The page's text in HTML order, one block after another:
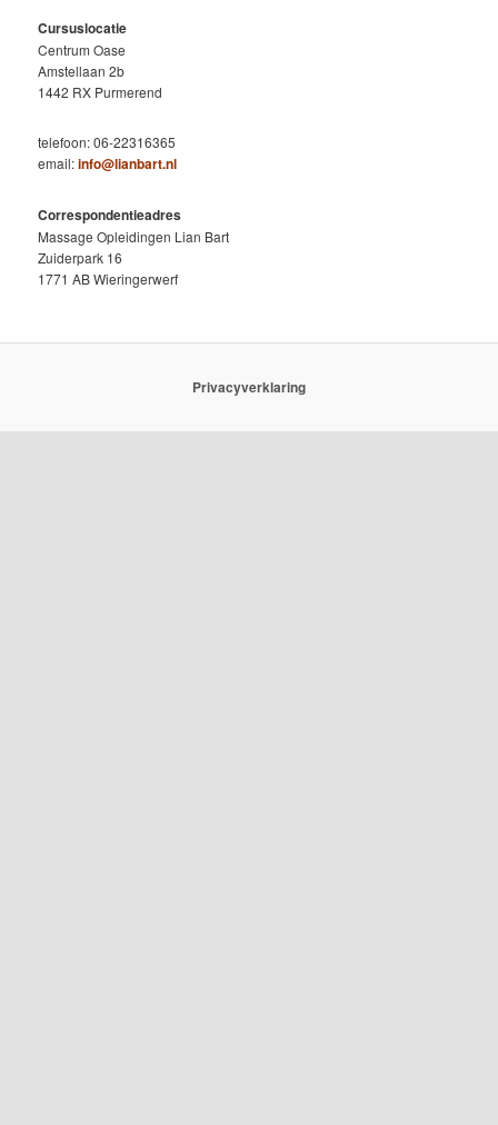
Cursuslocatie
Centrum Oase
Amstellaan 2b
1442 RX Purmerend
telefoon: 06-22316365
email:info@lianbart.nl
Correspondentieadres
Massage Opleidingen Lian Bart
Zuiderpark 16
1771 AB Wieringerwerf
Privacyverklaring